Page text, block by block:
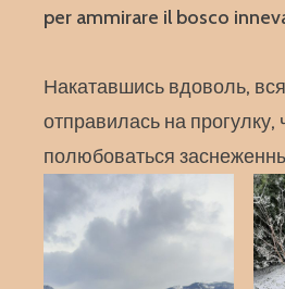
per ammirare il bosco
Накатавшись вдоволь,
отправилась на прогулку,
полюбоваться